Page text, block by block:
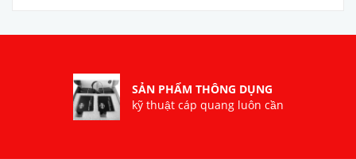
SẢN PHẨM THÔNG DỤNG
kỹ thuật cáp quang luôn cần